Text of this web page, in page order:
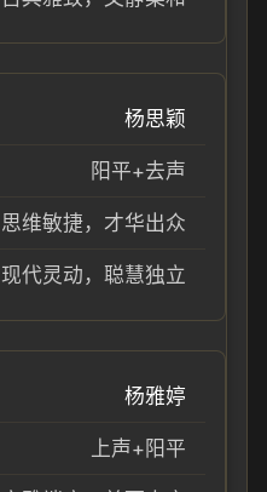
杨思颖
阳平+去声
思维敏捷，才华出众
现代灵动，聪慧独立
杨雅婷
上声+阳平